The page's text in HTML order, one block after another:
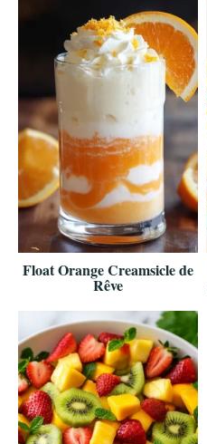
Float Orange Creamsicle de
Rêve